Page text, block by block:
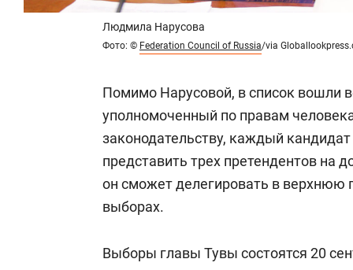
Людмила Нарусова
Фото: © Federation Council of Russia/via
Помимо Нарусовой, в список вошли
уполномоченный по правам
законодательству, каждый
представить трех претендентов на
он сможет делегировать в верхнюю
выборах.
Выборы главы Тувы состоятся 20